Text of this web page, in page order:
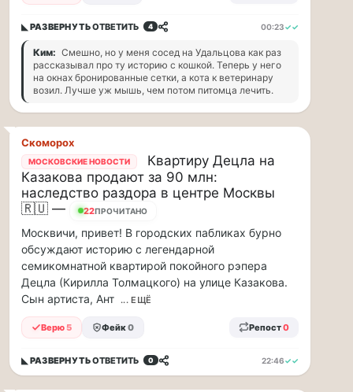
ВСК
дал
совет
дачникам:
«сердечникам»
можно
находится…
Терапевт
ВСК
дал
совет
дачникам:
«сердечникам»
можно
находится
на
жаре
не
более
20
минут
◣ РАЗВЕРНУТЬОТВЕТИТЬ 4 00:23✓✓
Ким: Смешно, но у меня сосед на Удальцова как раз
рассказывал про ту историю с кошкой. Теперь у него
на окнах бронированные сетки, а кота к ветеринару
возил. Лучше уж мышь, чем потом питомца лечить.
Скоморох
МОСКОВСКИЕ НОВОСТИ
Квартиру Децла на
Казакова продают за 90 млн:
наследство раздора в центре Москвы
🇷🇺 —
23ПРОЧИТАНО
Москвичи, привет! В городских пабликах бурно
обсуждают историю с легендарной
семикомнатной квартирой покойного рэпера
Децла (Кирилла Толмацкого) на улице Казакова.
Сын артиста, Ант
... ЕЩЁ
Верю 5 Фейк0 Репост0
◣ РАЗВЕРНУТЬОТВЕТИТЬ 0 22:46✓✓